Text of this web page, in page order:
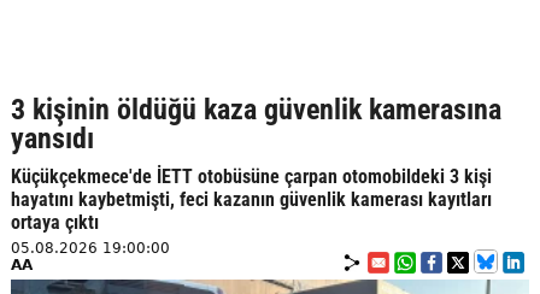
3 kişinin öldüğü kaza güvenlik kamerasına
yansıdı
Küçükçekmece'de İETT otobüsüne çarpan otomobildeki 3 kişi
hayatını kaybetmişti, feci kazanın güvenlik kamerası kayıtları
ortaya çıktı
05.08.2026 19:00:00
AA